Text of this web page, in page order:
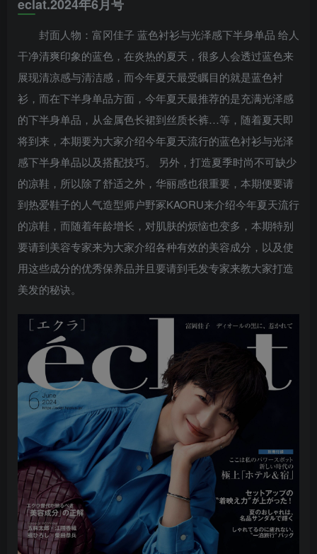
eclat.2024年6月号
封面人物：富冈佳子 蓝色衬衫与光泽感下半身单品 给人
干净清爽印象的蓝色，在炎热的夏天，很多人会透过蓝色来
展现清凉感与清洁感，而今年夏天最受瞩目的就是蓝色衬
衫，而在下半身单品方面，今年夏天最推荐的是充满光泽感
的下半身单品，从金属色长裙到丝质长裤…等，随着夏天即
将到来，本期要为大家介绍今年夏天流行的蓝色衬衫与光泽
感下半身单品以及搭配技巧。 另外，打造夏季时尚不可缺少
的凉鞋，所以除了舒适之外，华丽感也很重要，本期便要请
到热爱鞋子的人气造型师户野冢KAORU来介绍今年夏天流行
的凉鞋，而随着年龄增长，对肌肤的烦恼也变多，本期特别
要请到美容专家来为大家介绍各种有效的美容成分，以及使
用这些成分的优秀保养品并且要请到毛发专家来教大家打造
美发的秘诀。